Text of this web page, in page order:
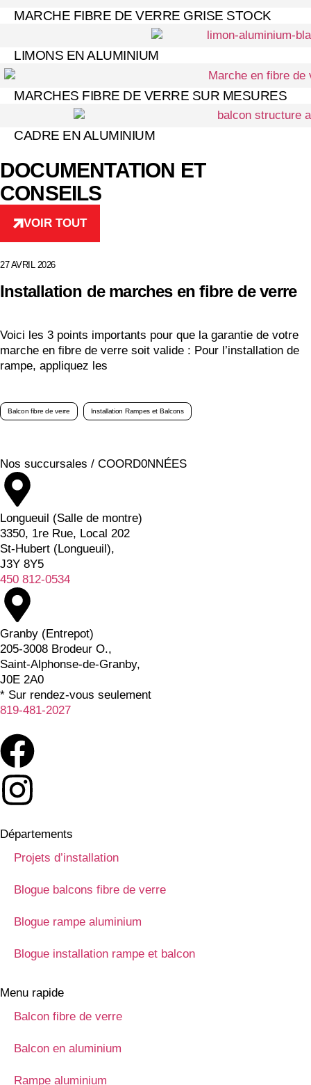
MARCHE FIBRE DE VERRE GRISE STOCK
LIMONS EN ALUMINIUM
MARCHES FIBRE DE VERRE SUR MESURES
CADRE EN ALUMINIUM
DOCUMENTATION ET
CONSEILS
VOIR TOUT
27 AVRIL 2026
Installation de marches en fibre de verre
Voici les 3 points importants pour que la garantie de votre
marche en fibre de verre soit valide : Pour l’installation de
rampe, appliquez les
Balcon fibre de verre Installation Rampes et Balcons
Nos succursales / COORD0NNÉES
Longueuil (Salle de montre)
3350, 1re Rue, Local 202
St-Hubert (Longueuil),
J3Y 8Y5
450 812-0534
Granby (Entrepot)
205-3008 Brodeur O.,
Saint-Alphonse-de-Granby,
J0E 2A0
* Sur rendez-vous seulement
819-481-2027
Départements
Projets d’installation
Blogue balcons fibre de verre
Blogue rampe aluminium
Blogue installation rampe et balcon
Menu rapide
Balcon fibre de verre
Balcon en aluminium
Rampe aluminium